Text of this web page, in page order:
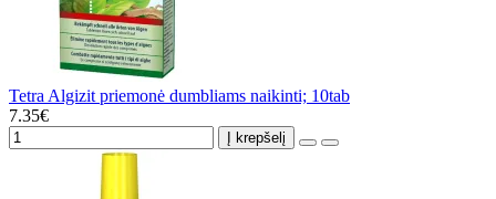
Tetra Algizit priemonė dumbliams naikinti; 10tab
7.35€
Į krepšelį